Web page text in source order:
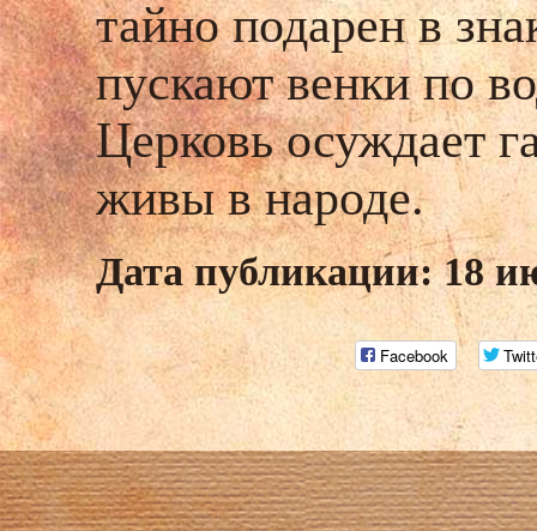
тайно подарен в
пускают венки по
Церковь осуждает
живы в народе.
Дата публикации: 18
Facebook